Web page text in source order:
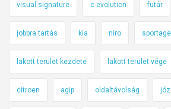
visual signature c evolution futár
jobbra tartás kia niro sportage
lakott terület kezdete lakott terület vége
citroen agip oldaltávolság